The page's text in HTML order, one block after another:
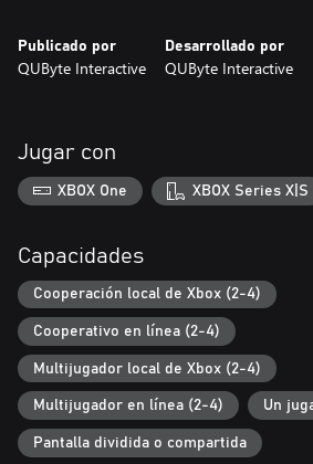
Publicado por
QUByte Interactive
Desarrollado por
QUByte Interactive
Jugar con
XBOX One XBOX Series X|S
Capacidades
Cooperación local de Xbox (2-4)
Cooperativo en línea (2-4)
Multijugador local de Xbox (2-4)
Multijugador en línea (2-4) Un
Pantalla dividida o compartida